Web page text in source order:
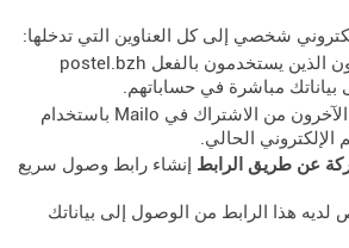
شخصي إلى كل العناوين التي تدخلها:
المستلمون الذين يستخدمون بالفعل postel.bzh
مباشرة في حساباتهم.
سيتمكن الآخرون من الاشتراك في Mailo باستخدام
الإلكتروني الحالي.
عن طريق الرابط إنشاء رابط وصول سريع
هذا الرابط من الوصول إلى بياناتك